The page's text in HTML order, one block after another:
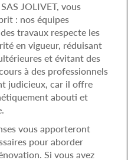
JOLIVET, vous
: nos équipes
travaux respecte les
en vigueur, réduisant
et évitant des
à des professionnels
judicieux, car il offre
abouti et
vous apporteront
pour aborder
Si vous avez